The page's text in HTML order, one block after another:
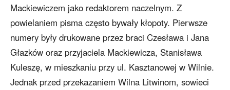
Mackiewiczem jako redaktorem naczelnym. Z
powielaniem pisma często bywały kłopoty. Pierwsze
numery były drukowane przez braci Czesława i Jana
Głazków oraz przyjaciela Mackiewicza, Stanisława
Kuleszę, w mieszkaniu przy ul. Kasztanowej w Wilnie.
Jednak przed przekazaniem Wilna Litwinom, sowieci